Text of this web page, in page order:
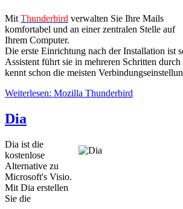
Mit Thunderbird verwalten Sie Ihre Mails
komfortabel und an einer zentralen Stelle auf
Ihrem Computer.
Die erste Einrichtung nach der Installation ist
Assistent führt sie in mehreren Schritten durch
kennt schon die meisten
Weiterlesen: Mozilla Thunderbird
Dia
Dia ist die
kostenlose
Alternative zu
Microsoft's Visio.
Mit Dia erstellen
Sie die